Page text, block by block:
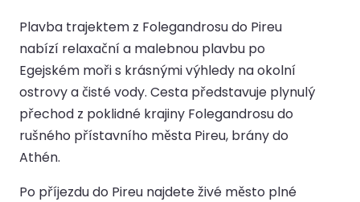
Plavba trajektem z Folegandrosu do Pireu
nabízí relaxační a malebnou plavbu po
Egejském moři s krásnými výhledy na okolní
ostrovy a čisté vody. Cesta představuje plynulý
přechod z poklidné krajiny Folegandrosu do
rušného přístavního města Pireu, brány do
Athén.
Po příjezdu do Pireu najdete živé město plné